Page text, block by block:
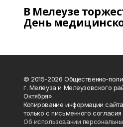
В Мелеузе
День
© 2015-2026 Общественно-
г. Мелеуза и Мелеузовского
Октября».
Копирование информации
только с письменного
Об использовании